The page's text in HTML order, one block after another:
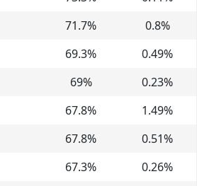
71.7% 0.8%
69.3% 0.49%
69% 0.23%
67.8% 1.49%
67.8% 0.51%
67.3% 0.26%